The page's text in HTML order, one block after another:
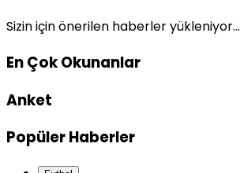
Sizin için önerilen haberler yükleniyor...
En Çok Okunanlar
Anket
Popüler Haberler